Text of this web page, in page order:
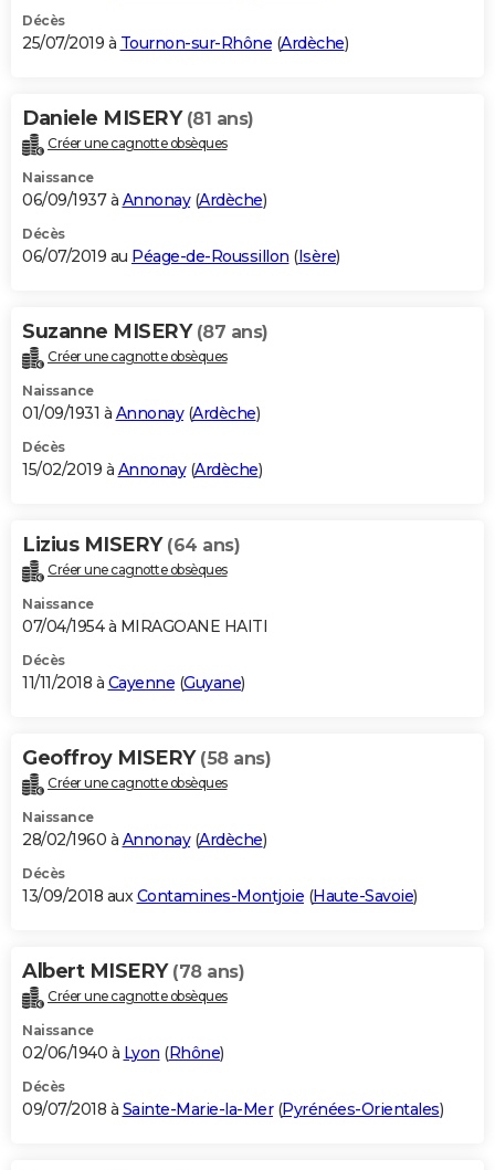
Décès
25/07/2019 à Tournon-sur-Rhône (Ardèche)
Daniele MISERY (81 ans)
Créer une cagnotte obsèques
Naissance
06/09/1937 à Annonay(Ardèche)
Décès
06/07/2019 au Péage-de-Roussillon (Isère)
Suzanne MISERY (87 ans)
Créer une cagnotte obsèques
Naissance
01/09/1931 à Annonay(Ardèche)
Décès
15/02/2019 à Annonay(Ardèche)
Lizius MISERY (64 ans)
Créer une cagnotte obsèques
Naissance
07/04/1954 à MIRAGOANE HAITI
Décès
11/11/2018 à Cayenne (Guyane)
Geoffroy MISERY (58 ans)
Créer une cagnotte obsèques
Naissance
28/02/1960 à Annonay(Ardèche)
Décès
13/09/2018 auxContamines-Montjoie (Haute-Savoie)
Albert MISERY (78 ans)
Créer une cagnotte obsèques
Naissance
02/06/1940 à Lyon (Rhône)
Décès
09/07/2018 à Sainte-Marie-la-Mer(Pyrénées-Orientales)